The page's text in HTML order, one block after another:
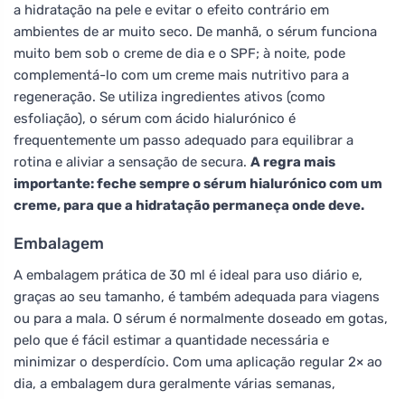
a hidratação na pele e evitar o efeito contrário em
ambientes de ar muito seco. De manhã, o sérum funciona
muito bem sob o creme de dia e o SPF; à noite, pode
complementá-lo com um creme mais nutritivo para a
regeneração. Se utiliza ingredientes ativos (como
esfoliação), o sérum com ácido hialurónico é
frequentemente um passo adequado para equilibrar a
rotina e aliviar a sensação de secura. A regra mais
importante: feche sempre o sérum hialurónico com um
creme, para que a hidratação permaneça onde deve.
Embalagem
A embalagem prática de 30 ml é ideal para uso diário e,
graças ao seu tamanho, é também adequada para viagens
ou para a mala. O sérum é normalmente doseado em gotas,
pelo que é fácil estimar a quantidade necessária e
minimizar o desperdício. Com uma aplicação regular 2× ao
dia, a embalagem dura geralmente várias semanas,